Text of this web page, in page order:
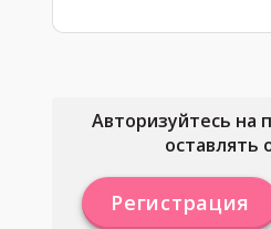
Авторизуйтесь на
оставлять
Регистрация